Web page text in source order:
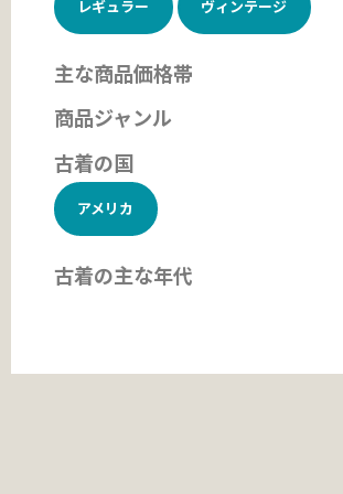
レギュラー ヴィンテージ
主な商品価格帯
商品ジャンル
古着の国
アメリカ
古着の主な年代